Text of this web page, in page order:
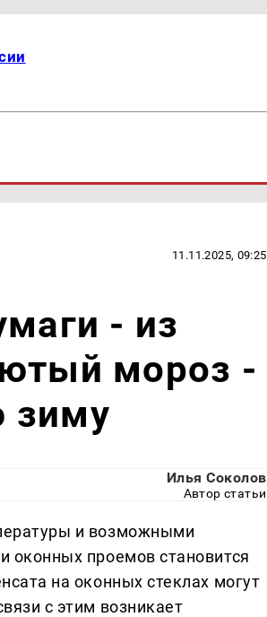
11.11.2025, 09:25
- из
мороз -
зиму
Илья Соколов
Автор статьи
и возможными
оконных проемов становится
на оконных стеклах могут
с этим возникает